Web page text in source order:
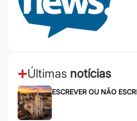
Últimas notícias
ESCREVER OU NÃO